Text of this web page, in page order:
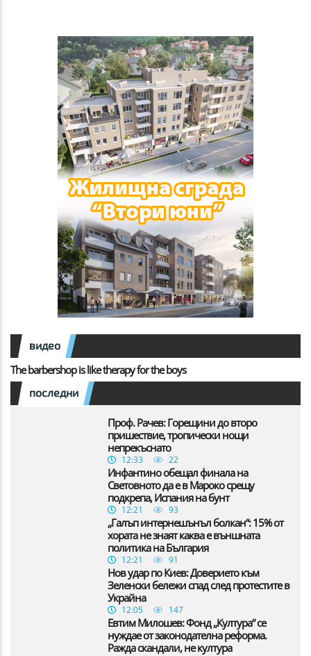
видео
The barbershop is like therapy for the boys
последни
Проф. Рачев: Горещини до второ
пришествие, тропически нощи
непрекъснато
12:33 22
Инфантино обещал финала на
Световното да е в Мароко срещу
подкрепа, Испания на бунт
12:21 93
„Галъп интернешънъл болкан“: 15% от
хората не знаят каква е външната
политика на България
12:21 91
Нов удар по Киев: Доверието към
Зеленски бележи спад след протестите в
Украйна
12:05 147
Евтим Милошев: Фонд „Култура“ се
нуждае от законодателна реформа.
Ражда скандали, не култура